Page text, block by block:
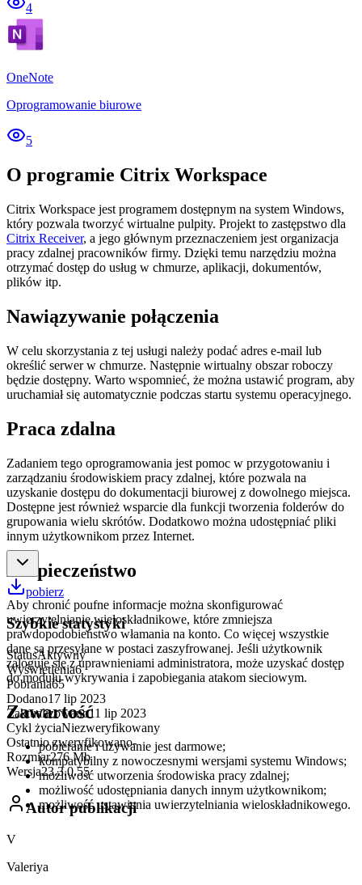
4
OneNote
Oprogramowanie biurowe
5
O programie Citrix Workspace
Citrix Workspace jest programem dostępnym na system Windows,
który pozwala tworzyć wirtualne pulpity. Projekt to zastępstwo dla
Citrix Receiver, a jego głównym przeznaczeniem jest organizacja
pracy zdalnej pracowników firmy. Dzięki temu narzędziu można
otrzymać dostęp do usług w chmurze, aplikacji, dokumentów,
plików itp.
Nawiązywanie połączenia
W celu skorzystania z tej usługi należy podać adres e-mail lub
określić serwer w chmurze. Następnie wirtualny obszar roboczy
będzie dostępny. Warto wspomnieć, że można ustawić program, aby
uruchamiał się automatycznie podczas startu systemu operacyjnego.
Praca zdalna
Zadaniem tego oprogramowania jest pomoc w przygotowaniu i
zarządzaniu środowiskiem pracy zdalnej, które pozwala na
uzyskanie dostępu do dokumentacji biurowej z dowolnego miejsca.
Dostępne jest również wsparcie dla funkcji tworzenia folderów do
grupowania wielu skrótów. Dodatkowo można udostępniać pliki
innym użytkownikom przez Internet.
Bezpieczeństwo
Aby chronić poufne informacje można skonfigurować
uwierzytelnianie wieloskładnikowe, które zmniejsza
prawdopodobieństwo włamania na konto. Co więcej wszystkie
dane są przesyłane w postaci zaszyfrowanej. Jeśli użytkownik
zaloguje się z uprawnieniami administratora, może uzyskać dostęp
do modułu wykrywania i zapobiegania atakom sieciowym.
Zawartość
pobieranie i używanie jest darmowe;
kompatybilny z nowoczesnymi wersjami systemu Windows;
możliwość utworzenia środowiska pracy zdalnej;
możliwość udostępniania danych innym użytkownikom;
możliwość ustawienia uwierzytelniania wieloskładnikowego.
pobierz
Szybkie statystyki
StatusAktywny
Wyświetlenia6
Pobrania65
Dodano17 lip 2023
Zaktualizowano11 lip 2023
Cykl życiaNiezweryfikowany
Ostatnio zweryfikowano-
Rozmiar276 Mb
Wersja23.3.0.55
Autor publikacji
V
Valeriya